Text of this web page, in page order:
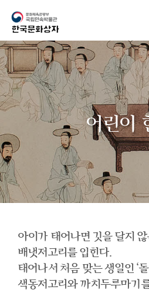
어린이
아이가 태어나면 깃을 달지
배냇저고리를 입힌다.
태어나서 처음 맞는 생일인 ‘
색동저고리와 까치두루마기